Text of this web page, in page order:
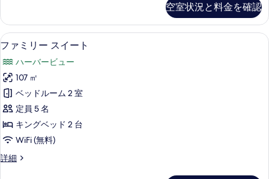
写
真
を
表
示
す
る
ベ
ッ
ド
2
台
(Peak-
View)
の
す
べ
て
ル
ー
ム
ブ
ル
ベ
ッ
ド
2
台
(Peak-
の
空室状況と料金を確認
フ
ァ
ミ
リ
ー
ス
イ
ー
ト
ファミリー スイート | 高級寝具、羽
5
ファミリー スイート
ハーバービュー
107 ㎡
ベッドルーム 2 室
定員 5 名
キングベッド 2 台
WiFi (無料)
詳細
フ